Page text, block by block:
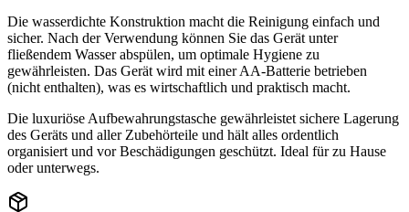
Die wasserdichte Konstruktion macht die Reinigung einfach und
sicher. Nach der Verwendung können Sie das Gerät unter
fließendem Wasser abspülen, um optimale Hygiene zu
gewährleisten. Das Gerät wird mit einer AA-Batterie betrieben
(nicht enthalten), was es wirtschaftlich und praktisch macht.
Die luxuriöse Aufbewahrungstasche gewährleistet sichere Lagerung
des Geräts und aller Zubehörteile und hält alles ordentlich
organisiert und vor Beschädigungen geschützt. Ideal für zu Hause
oder unterwegs.